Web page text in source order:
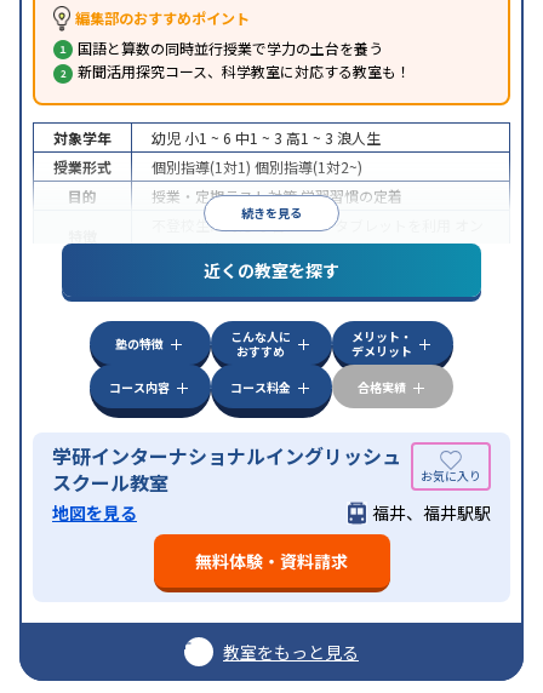
編集部のおすすめポイント
国語と算数の同時並行授業で学力の土台を養う
新聞活用探究コース、科学教室に対応する教室も！
続きを見る
対象学年 幼児 小1 ~ 6 中1 ~ 3 高1 ~ 3 浪人生
授業形式
個別指導(1対1) 個別指導(1対2~)
目的
授業・定期テスト対策学習習慣の定着
不登校生に対応学習にPC・タブレットを利用
ライン対応
近くの教室を探す
塾の特徴
こんな人に
おすすめ
メリット・
デメリット
コース内容
コース料金 合格実績
学研インターナショナルイングリッシュ
スクール教室
地図を見る
福井、福井駅駅
無料体験・資料請求
教室をもっと見る